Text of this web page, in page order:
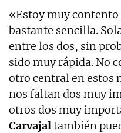
«Estoy muy
bastante sencilla.
entre los dos, sin
sido muy rápida. No
otro central en estos
nos faltan dos muy
otros dos muy
Carvajaltambién